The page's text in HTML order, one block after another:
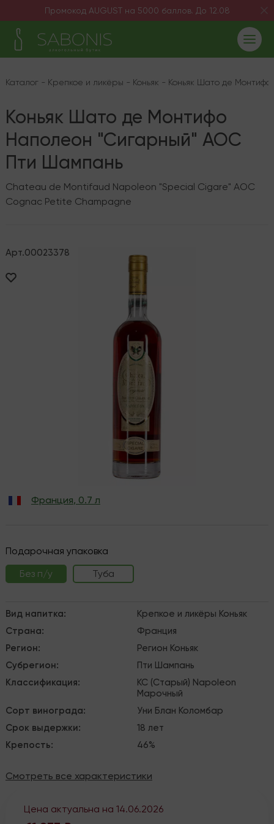
Промокод AUGUST на 5000 баллов. До 12.08
Каталог - Крепкое и ликёры - Коньяк - Коньяк Шато де
Коньяк Шато де Монтифо
Наполеон "Сигарный" AOC
Пти Шампань
Chateau de Montifaud Napoleon "Special Cigare" AOC
Cognac Petite Champagne
Арт.00023378
Франция, 0.7 л
Подарочная упаковка
Без п/у
Туба
Вид напитка: Крепкое и ликёры Коньяк
Страна:
Франция
Регион:
Регион Коньяк
Субрегион:
Пти Шампань
Классификация: КС (Старый) Napoleon
Марочный
Сорт винограда: Уни Блан Коломбар
Срок выдержки:
18 лет
Крепость: 46%
Смотреть все характеристики
Цена актуальна на 14.06.2026